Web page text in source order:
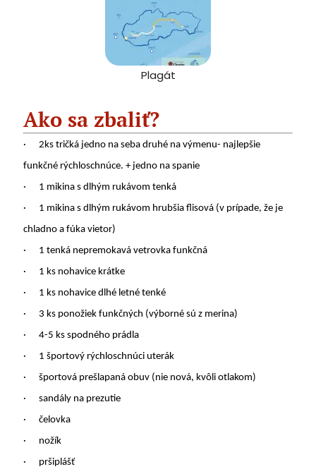
Plagát
Ako sa zbaliť?
·
2ks tričká jedno na seba druhé na výmenu- najlepšie
funkčné rýchloschnúce. + jedno na spanie
·
1 mikina s dlhým rukávom tenká
·
1 mikina s dlhým rukávom hrubšia flisová (v prípade, že je
chladno a fúka vietor)
·
1 tenká nepremokavá vetrovka funkčná
·
1 ks nohavice krátke
·
1 ks nohavice dlhé letné tenké
·
3 ks ponožiek funkčných (výborné sú z merina)
·
4-5 ks spodného prádla
·
1 športový rýchloschnúci uterák
·
športová prešlapaná obuv (nie nová, kvôli otlakom)
·
sandály na prezutie
·
čelovka
·
nožík
·
pršiplášť